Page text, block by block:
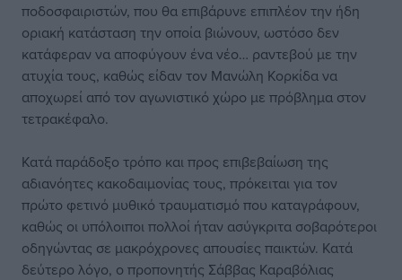
ποδοσφαιριστών, που θα επιβάρυνε επιπλέον την ήδη
οριακή κατάσταση την οποία βιώνουν, ωστόσο δεν
κατάφεραν να αποφύγουν ένα νέο… ραντεβού με την
ατυχία τους, καθώς είδαν τον Μανώλη Κορκίδα να
αποχωρεί από τον αγωνιστικό χώρο με πρόβλημα στον
τετρακέφαλο.
Κατά παράδοξο τρόπο και προς επιβεβαίωση της
αδιανόητες κακοδαιμονίας τους, πρόκειται για τον
πρώτο φετινό μυθικό τραυματισμό που καταγράφουν,
καθώς οι υπόλοιποι πολλοί ήταν ασύγκριτα σοβαρότεροι
οδηγώντας σε μακρόχρονες απουσίες παικτών. Κατά
δεύτερο λόγο, ο προπονητής Σάββας Καραβόλιας